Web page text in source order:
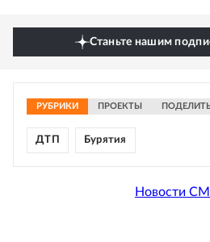
Станьте нашим
РУБРИКИ ПРОЕКТЫ
ДТП Бурятия
Новости